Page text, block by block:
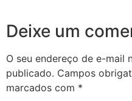
Deixe um
O seu endereço de e-mail
publicado. Campos
marcados com *